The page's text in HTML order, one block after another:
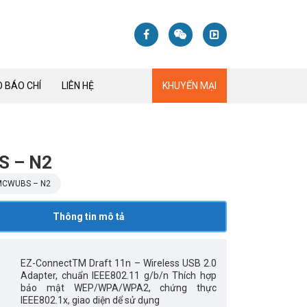
BÁO CHÍ LIÊN HỆ KHUYẾN MẠI
– N2
– N2
Thông tin mô tả
EZ-ConnectTM Draft 11n – Wireless USB 2.0
Adapter, chuẩn IEEE802.11 g/b/n Thích hợp
bảo mật WEP/WPA/WPA2, chứng thực
IEEE802.1x, giao diện dể sử dụng